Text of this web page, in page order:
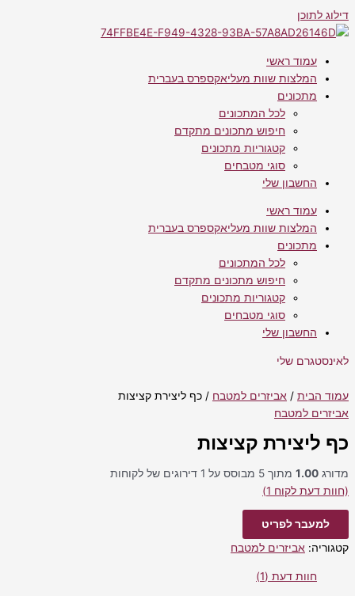
דילוג לתוכן
עמוד ראשי
המלצות שוות מעליאקספרס בעברית
מתכונים
לכל המתכונים
חיפוש מתכונים מתקדם
קטגוריות מתכונים
סוגי מטבחים
החשבון שלי
עמוד ראשי
המלצות שוות מעליאקספרס בעברית
מתכונים
לכל המתכונים
חיפוש מתכונים מתקדם
קטגוריות מתכונים
סוגי מטבחים
החשבון שלי
לאינסטגרם שלי
עמוד הבית / אביזרים למטבח / כף ליצירת קציצות
אביזרים למטבח
כף ליצירת קציצות
מדורג 1.00 מתוך 5 מבוסס על 1 דירוגים של לקוחות
(חוות דעת לקוח 1
)
למעבר לפריט
קטגוריה: אביזרים למטבח
חוות דעת (1)